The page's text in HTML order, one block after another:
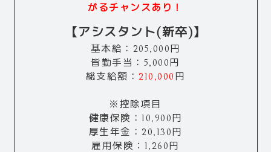
がるチャンスあり！
【アシスタント(新卒)】
基本給：205,000円
皆勤手当：5,000円
総支給額：210,000 円
※控除項目
健康保険：10,900円
厚生年金：20,130円
雇用保険：1,260円